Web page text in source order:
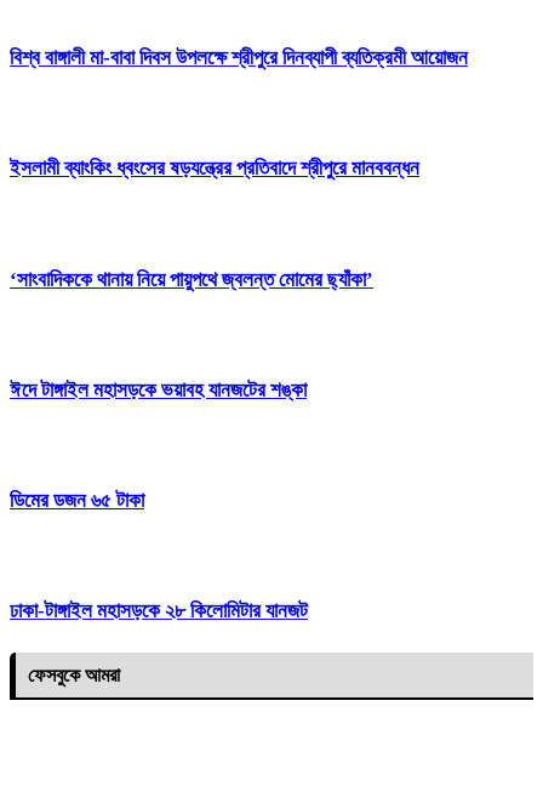
বিশ্ব বাঙ্গালী মা-বাবা দিবস উপলক্ষে শ্রীপুরে দিনব্যাপী ব্যতিক্রমী আয়োজন
ইসলামী ব্যাংকিং ধ্বংসের ষড়যন্ত্রের প্রতিবাদে শ্রীপুরে মানববন্ধন
‘সাংবাদিককে থানায় নিয়ে পায়ুপথে জ্বলন্ত মোমের ছ্যাঁকা’
ঈদে টাঙ্গাইল মহাসড়কে ভয়াবহ যানজটের শঙ্কা
ডিমের ডজন ৬৫ টাকা
ঢাকা-টাঙ্গাইল মহাসড়কে ২৮ কিলোমিটার যানজট
ফেসবুকে আমরা